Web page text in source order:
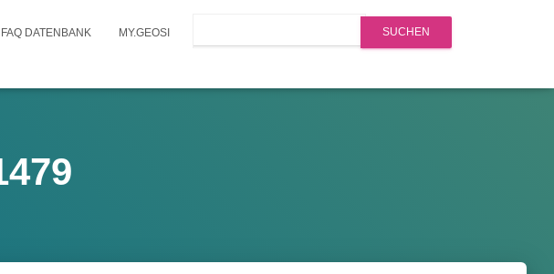
FAQ DATENBANK MY.GEOSI